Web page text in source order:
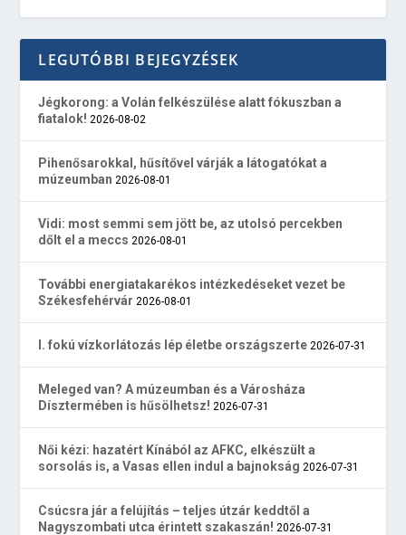
LEGUTÓBBI BEJEGYZÉSEK
Jégkorong: a Volán felkészülése alatt fókuszban a
fiatalok! 2026-08-02
Pihenősarokkal, hűsítővel várják a látogatókat a
múzeumban 2026-08-01
Vidi: most semmi sem jött be, az utolsó percekben
dőlt el a meccs 2026-08-01
További energiatakarékos intézkedéseket vezet be
Székesfehérvár 2026-08-01
I. fokú vízkorlátozás lép életbe országszerte 2026-07-31
Meleged van? A múzeumban és a Városháza
Dísztermében is hűsölhetsz! 2026-07-31
Női kézi: hazatért Kínából az AFKC, elkészült a
sorsolás is, a Vasas ellen indul a bajnokság 2026-07-31
Csúcsra jár a felújítás – teljes útzár keddtől a
Nagyszombati utca érintett szakaszán! 2026-07-31